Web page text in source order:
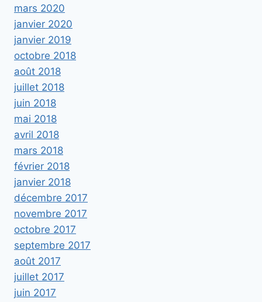
mars 2020
janvier 2020
janvier 2019
octobre 2018
août 2018
juillet 2018
juin 2018
mai 2018
avril 2018
mars 2018
février 2018
janvier 2018
décembre 2017
novembre 2017
octobre 2017
septembre 2017
août 2017
juillet 2017
juin 2017